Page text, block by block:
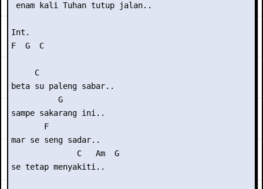
enam kali Tuhan tutup jalan..
Int.
F  G  C
     C
beta su paleng sabar..
          G
sampe sakarang ini..
       F
mar se seng sadar..
              C   Am  G
se tetap menyakiti..